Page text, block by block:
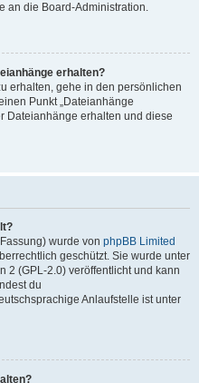
an die Board-Administration.
erhalten?
erhalten, gehe in den persönlichen
Punkt „Dateianhänge
Dateianhänge erhalten und diese
wurde von phpBB Limited
geschützt. Sie wurde unter
2 (GPL-2.0) veröffentlicht und kann
du
Anlaufstelle ist unter